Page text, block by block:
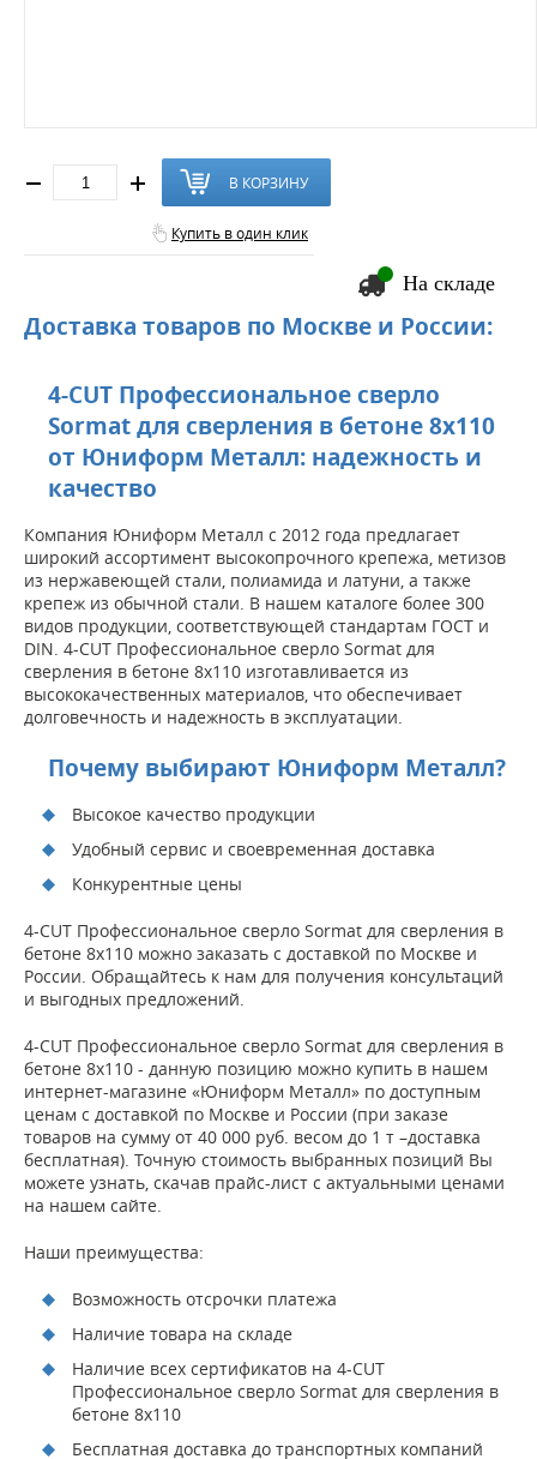
В КОРЗИНУ
Купить в один клик
На складе
Доставка товаров по Москве и России:
4-CUT Профессиональное сверло
Sormat для сверления в бетоне 8х110
от Юниформ Металл: надежность и
качество
Компания Юниформ Металл с 2012 года предлагает
широкий ассортимент высокопрочного крепежа, метизов
из нержавеющей стали, полиамида и латуни, а также
крепеж из обычной стали. В нашем каталоге более 300
видов продукции, соответствующей стандартам ГОСТ и
DIN. 4-CUT Профессиональное сверло Sormat для
сверления в бетоне 8х110 изготавливается из
высококачественных материалов, что обеспечивает
долговечность и надежность в эксплуатации.
Почему выбирают Юниформ Металл?
Высокое качество продукции
Удобный сервис и своевременная доставка
Конкурентные цены
4-CUT Профессиональное сверло Sormat для сверления в
бетоне 8х110 можно заказать с доставкой по Москве и
России. Обращайтесь к нам для получения консультаций
и выгодных предложений.
4-CUT Профессиональное сверло Sormat для сверления в
бетоне 8х110 - данную позицию можно купить в нашем
интернет-магазине «Юниформ Металл» по доступным
ценам с доставкой по Москве и России (при заказе
товаров на сумму от 40 000 руб. весом до 1 т –доставка
бесплатная). Точную стоимость выбранных позиций Вы
можете узнать, скачав прайс-лист с актуальными ценами
на нашем сайте.
Наши преимущества:
Возможность отсрочки платежа
Наличие товара на складе
Наличие всех сертификатов на 4-CUT
Профессиональное сверло Sormat для сверления в
бетоне 8х110
Бесплатная доставка до транспортных компаний